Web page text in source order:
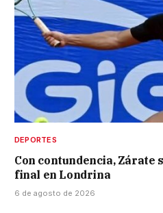
DEPORTES
Con contundencia, Zárate
final en Londrina
6 de agosto de 2026